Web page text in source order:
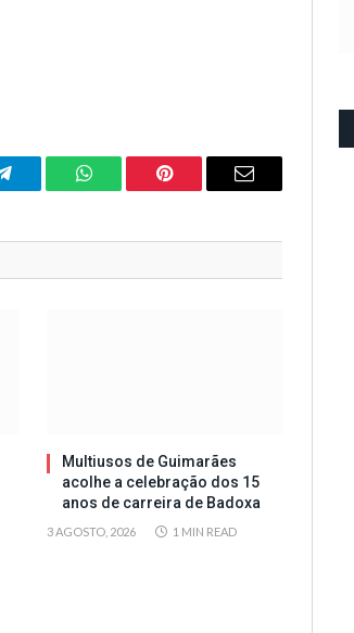
Telegram WhatsAppPinterest Email
Multiusos de Guimarães
acolhe a celebração dos 15
anos de carreira de Badoxa
3 AGOSTO, 2026 1 MIN READ